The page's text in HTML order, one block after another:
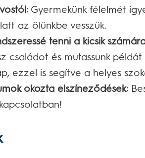
Gyermekünk félelmét
az ölünkbe vesszük.
tenni a kicsik
családot és mutassunk
ezzel is segítve a helyes
okozta elszíneződések: